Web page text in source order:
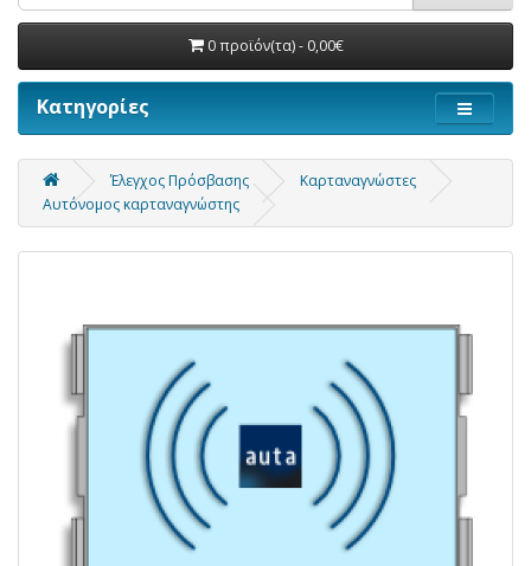
0 προϊόν(τα) - 0,00€
Κατηγορίες
Έλεγχος Πρόσβασης
Καρταναγνώστες
Αυτόνομος καρταναγνώστης